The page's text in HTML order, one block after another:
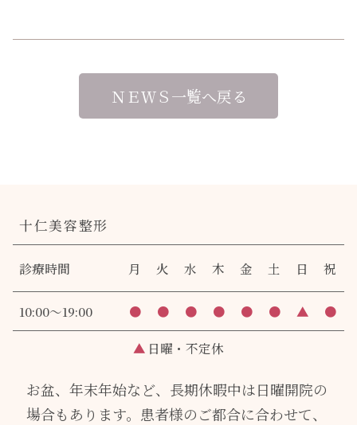
ＮＥＷＳ一覧へ戻る
十仁美容整形
診療時間 月 火 水 木 金 土 日 祝
10:00～19:00 ● ● ● ● ● ● ▲ ●
▲ 日曜・不定休
お盆、年末年始など、長期休暇中は日曜開院の
場合もあります。 患者様のご都合に合わせて、